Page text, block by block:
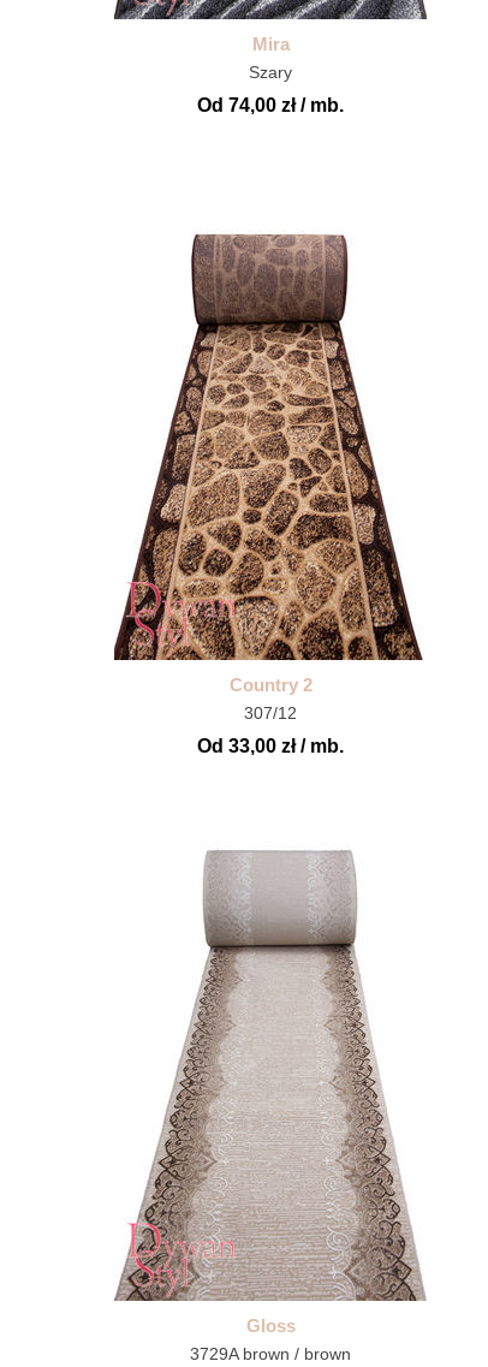
Mira
Szary
Od 74,00 zł / mb.
Country 2
307/12
Od 33,00 zł / mb.
Gloss
3729A brown / brown